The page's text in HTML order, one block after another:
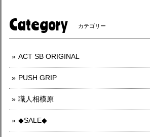
Category カテゴリー
ACT SB ORIGINAL
PUSH GRIP
職人相模原
◆SALE◆